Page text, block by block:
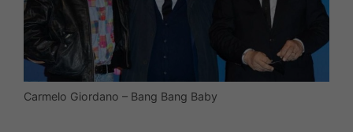
Carmelo Giordano – Bang Bang Baby